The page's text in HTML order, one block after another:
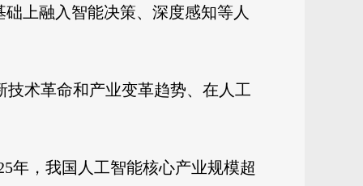
上融入智能决策、深度感知等人
技术革命和产业变革趋势、在人工
年，我国人工智能核心产业规模超